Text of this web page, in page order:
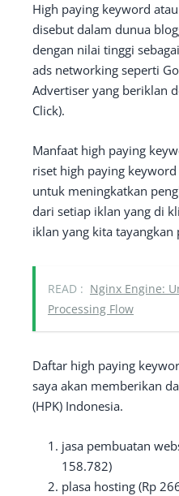
High paying keyword
disebut dalam dunua
dengan nilai tinggi
ads networking seperti
Advertiser yang beriklan
Click).
Manfaat high paying
riset high paying
untuk meningkatkan
dari setiap iklan yang di
iklan yang kita tayangkan
READ : Nginx Engine:
Processing Flow
Daftar high paying
saya akan memberikan
(HPK) Indonesia.
jasa pembuatan
158.782)
plasa hosting (Rp